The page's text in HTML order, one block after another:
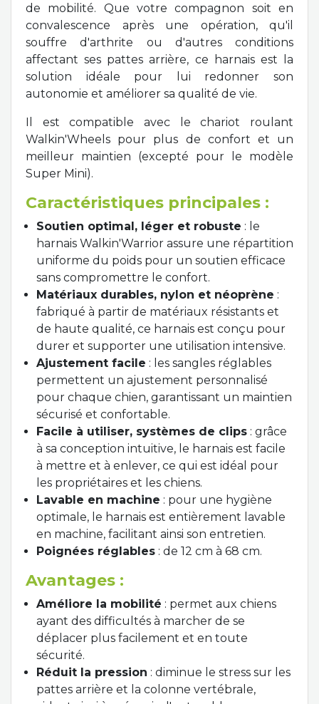
de mobilité. Que votre compagnon soit en
convalescence après une opération, qu'il
souffre d'arthrite ou d'autres conditions
affectant ses pattes arrière, ce harnais est la
solution idéale pour lui redonner son
autonomie et améliorer sa qualité de vie.
Il est compatible avec le chariot roulant
Walkin'Wheels pour plus de confort et un
meilleur maintien (excepté pour le modèle
Super Mini).
Caractéristiques principales :
Soutien optimal, léger et robuste : le
harnais Walkin'Warrior assure une répartition
uniforme du poids pour un soutien efficace
sans compromettre le confort.
Matériaux durables, nylon et néoprène :
fabriqué à partir de matériaux résistants et
de haute qualité, ce harnais est conçu pour
durer et supporter une utilisation intensive.
Ajustement facile : les sangles réglables
permettent un ajustement personnalisé
pour chaque chien, garantissant un maintien
sécurisé et confortable.
Facile à utiliser, systèmes de clips : grâce
à sa conception intuitive, le harnais est facile
à mettre et à enlever, ce qui est idéal pour
les propriétaires et les chiens.
Lavable en machine : pour une hygiène
optimale, le harnais est entièrement lavable
en machine, facilitant ainsi son entretien.
Poignées réglables : de 12 cm à 68 cm.
Avantages :
Améliore la mobilité : permet aux chiens
ayant des difficultés à marcher de se
déplacer plus facilement et en toute
sécurité.
Réduit la pression : diminue le stress sur les
pattes arrière et la colonne vertébrale,